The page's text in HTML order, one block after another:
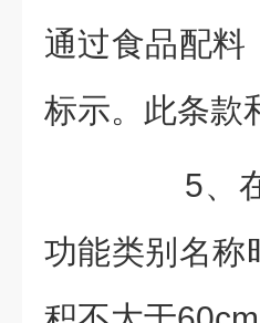
通过食品配料
标示。此条款
5、在
功能类别名称